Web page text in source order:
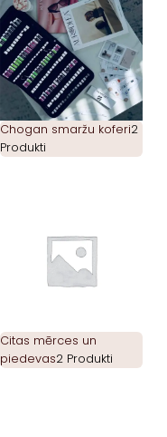
Chogan smaržu koferi2
Produkti
Citas mērces un
piedevas2 Produkti